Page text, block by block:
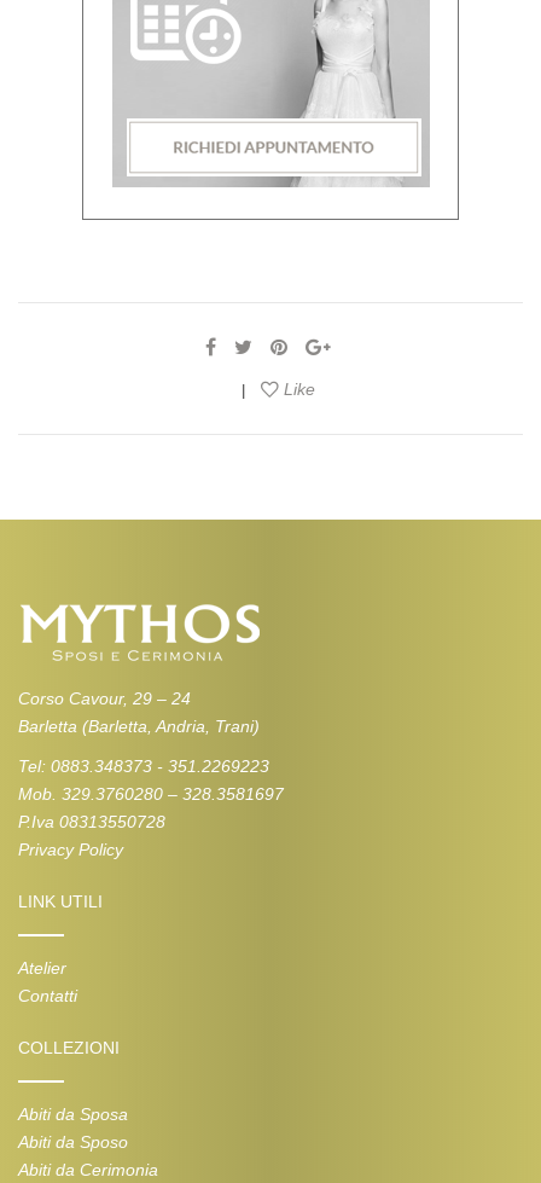
Like
Corso Cavour, 29 – 24
Barletta (Barletta, Andria, Trani)
Tel: 0883.348373 - 351.2269223
Mob. 329.3760280 – 328.3581697
P.Iva 08313550728
Privacy Policy
LINK UTILI
Atelier
Contatti
COLLEZIONI
Abiti da Sposa
Abiti da Sposo
Abiti da Cerimonia